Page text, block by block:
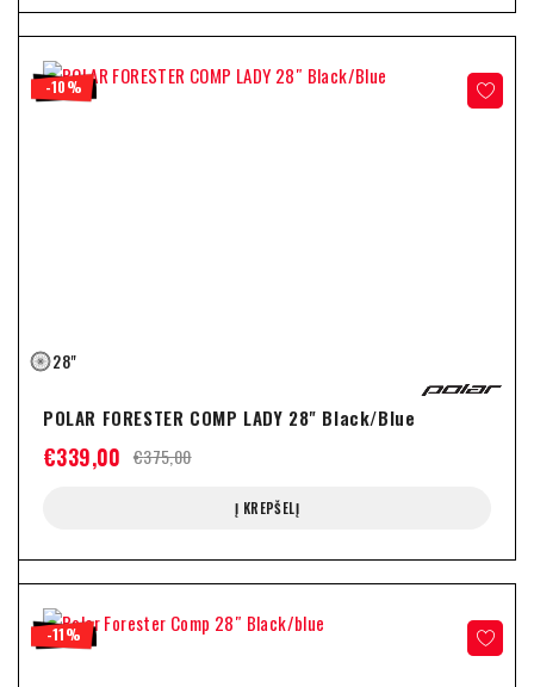
-10%
28"
POLAR FORESTER COMP LADY 28" Black/Blue
€375,00
€339,00
Į KREPŠELĮ
-11%